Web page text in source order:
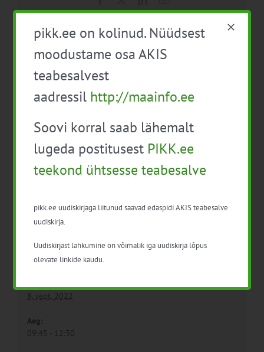
Infopäev “Meede 8 –
Metsaala arengu ja
metsade elujõulisuse
parandamise
Ühistu infopäev
piimaveisekasvatus“
Detailid
8. sept. 2022
Aeg:
09:45 - 12:30
pikk.ee on kolinud. Nüüdsest
moodustame osa AKIS
teabesalvest
aadressil http://maainfo.ee
Soovi korral saab lähemalt
lugeda postitusest PIKK.ee
teekond ühtsesse teabesalve
pikk.ee uudiskirjaga liitunud saavad edaspidi AKIS teabesalve
uudiskirja.
Uudiskirjast lahkumine on võimalik iga uudiskirja lõpus
olevate linkide kaudu.